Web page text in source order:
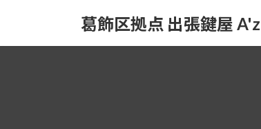
葛飾区拠点 出張鍵屋